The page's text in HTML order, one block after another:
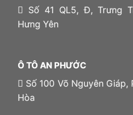
Số 41 QL5, Đ, Trưng
Hưng Yên
Ô TÔ AN PHƯỚC
Số 100 Võ Nguyên Giáp,
Hòa